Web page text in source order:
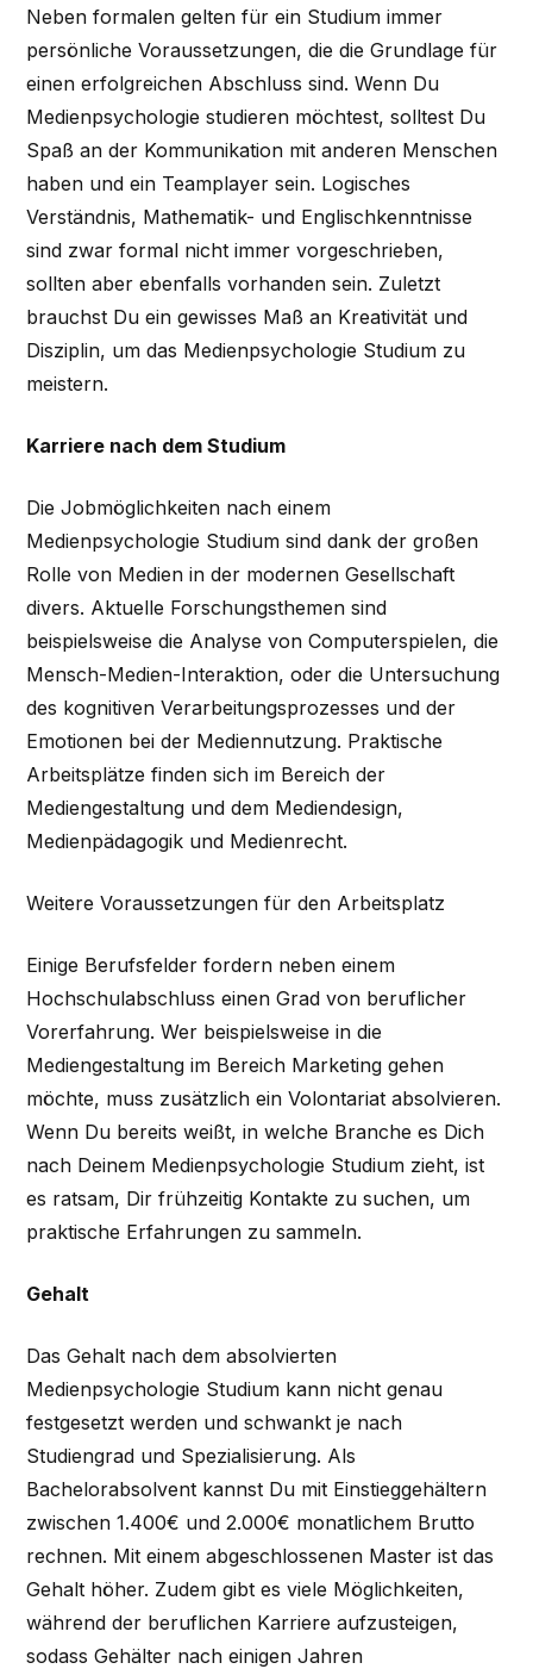
Neben formalen gelten für ein Studium immer
persönliche Voraussetzungen, die die Grundlage für
einen erfolgreichen Abschluss sind. Wenn Du
Medienpsychologie studieren möchtest, solltest Du
Spaß an der Kommunikation mit anderen Menschen
haben und ein Teamplayer sein. Logisches
Verständnis, Mathematik- und Englischkenntnisse
sind zwar formal nicht immer vorgeschrieben,
sollten aber ebenfalls vorhanden sein. Zuletzt
brauchst Du ein gewisses Maß an Kreativität und
Disziplin, um das Medienpsychologie Studium zu
meistern.
Karriere nach dem Studium
Die Jobmöglichkeiten nach einem
Medienpsychologie Studium sind dank der großen
Rolle von Medien in der modernen Gesellschaft
divers. Aktuelle Forschungsthemen sind
beispielsweise die Analyse von Computerspielen, die
Mensch-Medien-Interaktion, oder die Untersuchung
des kognitiven Verarbeitungsprozesses und der
Emotionen bei der Mediennutzung. Praktische
Arbeitsplätze finden sich im Bereich der
Mediengestaltung und dem Mediendesign,
Medienpädagogik und Medienrecht.
Weitere Voraussetzungen für den Arbeitsplatz
Einige Berufsfelder fordern neben einem
Hochschulabschluss einen Grad von beruflicher
Vorerfahrung. Wer beispielsweise in die
Mediengestaltung im Bereich Marketing gehen
möchte, muss zusätzlich ein Volontariat absolvieren.
Wenn Du bereits weißt, in welche Branche es Dich
nach Deinem Medienpsychologie Studium zieht, ist
es ratsam, Dir frühzeitig Kontakte zu suchen, um
praktische Erfahrungen zu sammeln.
Gehalt
Das Gehalt nach dem absolvierten
Medienpsychologie Studium kann nicht genau
festgesetzt werden und schwankt je nach
Studiengrad und Spezialisierung. Als
Bachelorabsolvent kannst Du mit Einstieggehältern
zwischen 1.400€ und 2.000€ monatlichem Brutto
rechnen. Mit einem abgeschlossenen Master ist das
Gehalt höher. Zudem gibt es viele Möglichkeiten,
während der beruflichen Karriere aufzusteigen,
sodass Gehälter nach einigen Jahren